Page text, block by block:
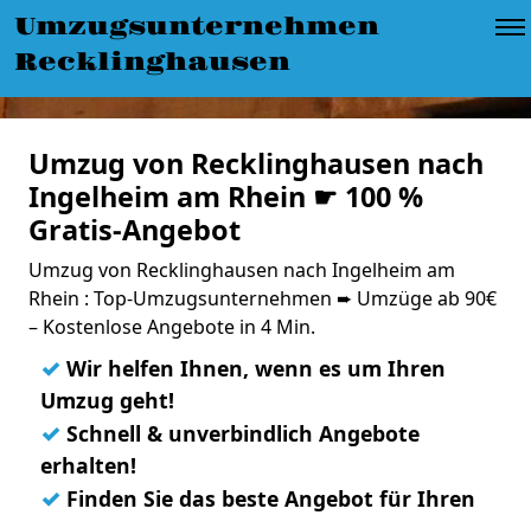
Umzugsunternehmen
Recklinghausen
Umzug von Recklinghausen nach
Ingelheim am Rhein ☛ 100 %
Gratis-Angebot
Umzug von Recklinghausen nach Ingelheim am
Rhein : Top-Umzugsunternehmen ➨ Umzüge ab 90€
– Kostenlose Angebote in 4 Min.
✓ Wir helfen Ihnen, wenn es um Ihren
Umzug geht!
✓ Schnell & unverbindlich Angebote
erhalten!
✓ Finden Sie das beste Angebot für Ihren